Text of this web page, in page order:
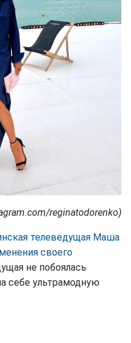
reginatodorenko)
телеведущая Маша
своего
не побоялась
себе ультрамодную